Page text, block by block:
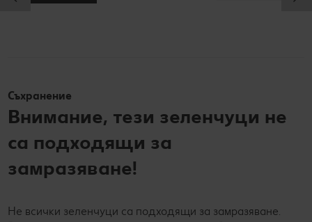
Съхранение
Внимание, тези зеленчуци не
са подходящи за
замразяване!
Не всички зеленчуци са подходящи за замразяване.